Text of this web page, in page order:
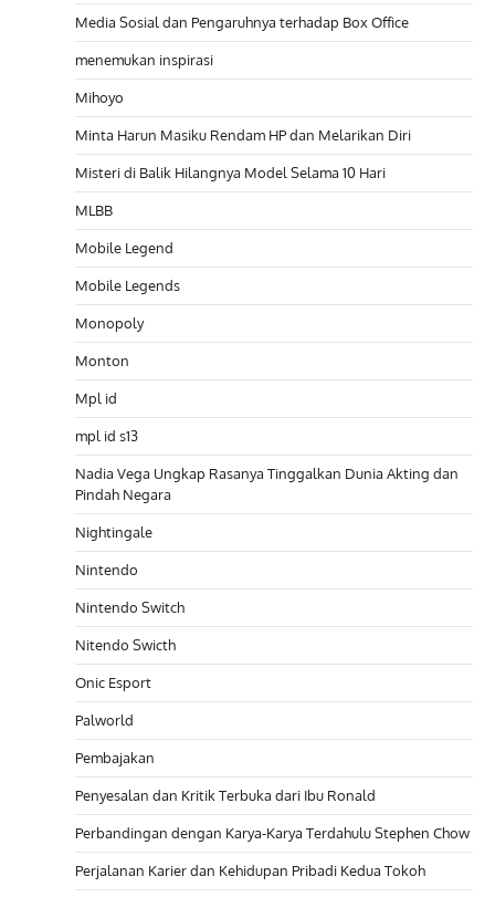
Media Sosial dan Pengaruhnya terhadap Box Office
menemukan inspirasi
Mihoyo
Minta Harun Masiku Rendam HP dan Melarikan Diri
Misteri di Balik Hilangnya Model Selama 10 Hari
MLBB
Mobile Legend
Mobile Legends
Monopoly
Monton
Mpl id
mpl id s13
Nadia Vega Ungkap Rasanya Tinggalkan Dunia Akting dan
Pindah Negara
Nightingale
Nintendo
Nintendo Switch
Nitendo Swicth
Onic Esport
Palworld
Pembajakan
Penyesalan dan Kritik Terbuka dari Ibu Ronald
Perbandingan dengan Karya-Karya Terdahulu Stephen Chow
Perjalanan Karier dan Kehidupan Pribadi Kedua Tokoh